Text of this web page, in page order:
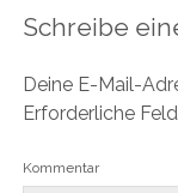
Schreibe
Deine E-Mail-
Erforderliche
Kommentar